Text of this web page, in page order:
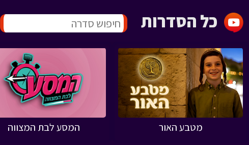
מטבע האור המסע לבת המצווה